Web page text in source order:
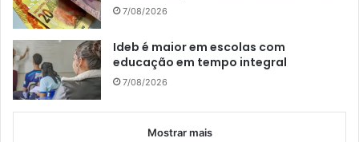
7/08/2026
Ideb é maior em escolas com
educação em tempo integral
7/08/2026
Mostrar mais